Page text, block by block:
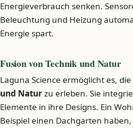
Energieverbrauch senken.
Beleuchtung und Heizung
Energie spart.
Fusion von Technik und Natur
Laguna Science ermöglicht es, die
und Naturzu erleben. Sie
Elemente in ihre Designs. Ein
Beispiel einen Dachgarten